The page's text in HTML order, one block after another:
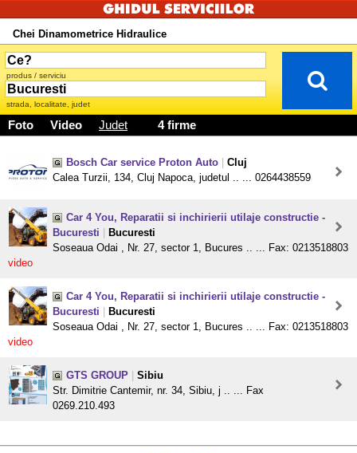
Chei Dinamometrice Hidraulice
produs / serviciu
strada, localitate, judet
Foto Video Judet 4 firme
Bosch Car service Proton Auto
Cluj
Calea Turzii, 134, Cluj Napoca, judetul .. ... 0264438559
Car 4 You, Reparatii si inchirierii utilaje constructie -
Bucuresti
Bucuresti
Soseaua Odai , Nr. 27, sector 1, Bucures .. ... Fax: 0213518803
video
Car 4 You, Reparatii si inchirierii utilaje constructie -
Bucuresti
Bucuresti
Soseaua Odai , Nr. 27, sector 1, Bucures .. ... Fax: 0213518803
video
GTS GROUP
Sibiu
Str. Dimitrie Cantemir, nr. 34, Sibiu, j .. ... Fax
0269.210.493